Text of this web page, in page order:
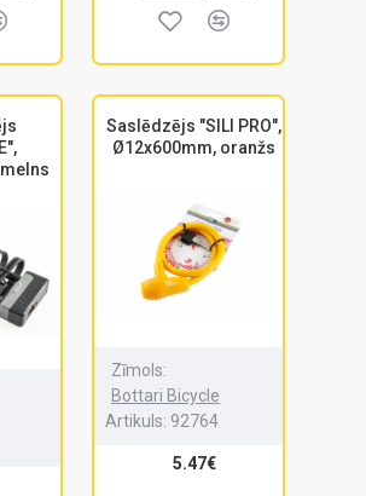
Saslēdzējs "SILI PRO",
Ø12x600mm, oranžs
Zīmols:
Bottari Bicycle
Artikuls: 92764
5.47€